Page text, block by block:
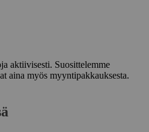
aktiivisesti. Suosittelemme
aina myös myyntipakkauksesta.